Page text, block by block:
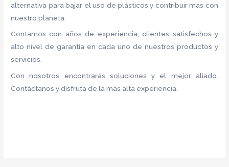
alternativa para bajar el uso de plásticos y contribuir más con
nuestro planeta.
Contamos con años de experiencia, clientes satisfechos y
alto nivel de garantía en cada uno de nuestros productos y
servicios.
Con nosotros encontrarás soluciones y el mejor aliado.
Contáctanos y disfruta de la más alta experiencia.